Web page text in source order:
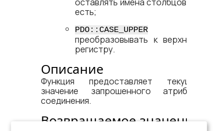
есть;
PDO::CASE_UPPER
преобразовывать к верхнему
регистру.
Описание
Функция предоставляет текущее
значение запрошенного атрибута
соединения.
Возвращаемое значение